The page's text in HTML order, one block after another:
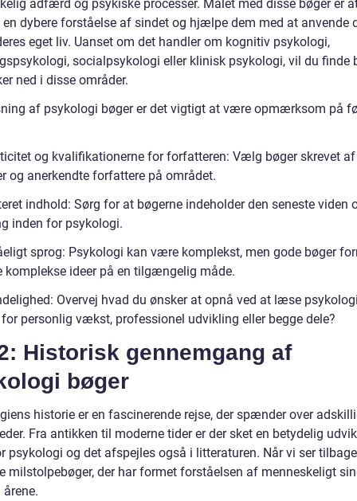
adfærd og psykiske processer. Målet med disse bøger er
dybere forståelse af sindet og hjælpe dem med at anvende
eget liv. Uanset om det handler om kognitiv psykologi,
socialpsykologi eller klinisk psykologi, vil du finde
ned i disse områder.
af psykologi bøger er det vigtigt at være opmærksom på
og kvalifikationerne for forfatteren: Vælg bøger skrevet af
og anerkendte forfattere på området.
indhold: Sørg for at bøgerne indeholder den seneste viden
inden for psykologi.
sprog: Psykologi kan være komplekst, men gode bøger
komplekse ideer på en tilgængelig måde.
Overvej hvad du ønsker at opnå ved at læse
personlig vækst, professionel udvikling eller begge dele?
Historisk gennemgang af
bøger
historie er en fascinerende rejse, der spænder over
Fra antikken til moderne tider er der sket en betydelig
psykologi og det afspejles også i litteraturen. Når vi ser
milstolpebøger, der har formet forståelsen af menneskeligt